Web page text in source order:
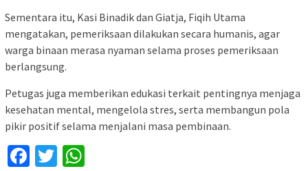
Sementara itu, Kasi Binadik dan Giatja, Fiqih Utama
mengatakan, pemeriksaan dilakukan secara humanis, agar
warga binaan merasa nyaman selama proses pemeriksaan
berlangsung.
Petugas juga memberikan edukasi terkait pentingnya menjaga
kesehatan mental, mengelola stres, serta membangun pola
pikir positif selama menjalani masa pembinaan.
Facebook
Twitter